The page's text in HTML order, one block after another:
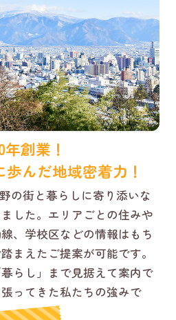
年創業！
んだ地域密着力！
の街と暮らしに寄り添いな
した。エリアごとの住みや
、学校区などの情報はもち
まえたご提案が可能です。
暮らし」まで見据えて案内で
ってきた私たちの強みで